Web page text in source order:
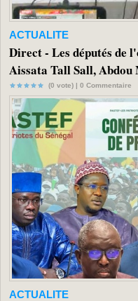
ACTUALITE
Direct - Les députés de
Aissata Tall Sall, Abdou
(0 vote) | 0 Commentaire
ACTUALITE